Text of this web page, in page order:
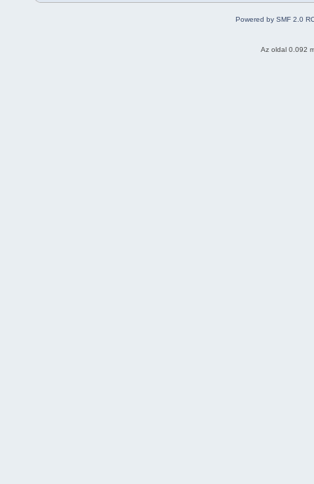
Powered by SMF 2.0
Az oldal 0.092